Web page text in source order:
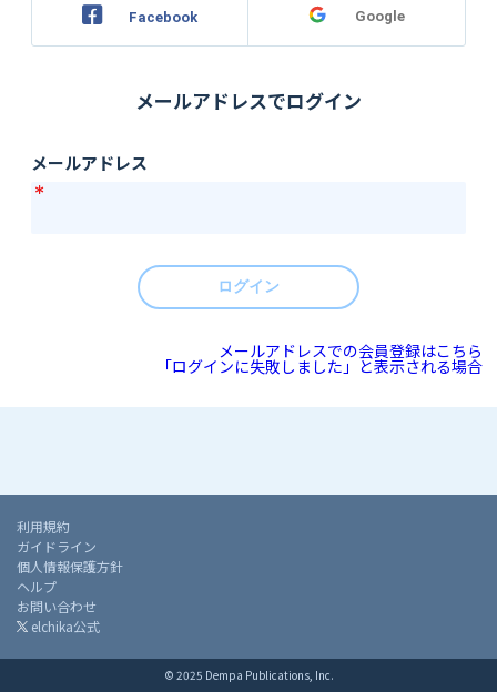
メールアドレスでログイン
メールアドレス
ログイン
Facebook Google
メールアドレスでの会員登録はこちら
「ログインに失敗しました」と表示される場合
利用規約
ガイドライン
個人情報保護方針
ヘルプ
お問い合わせ
elchika公式
© 2025 Dempa Publications, Inc.